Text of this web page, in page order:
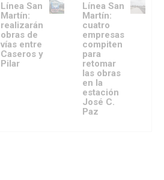
Línea San
Martín:
realizarán
obras de
vías entre
Caseros y
Pilar
Línea San
Martín:
cuatro
empresas
compiten
para
retomar
las obras
en la
estación
José C.
Paz